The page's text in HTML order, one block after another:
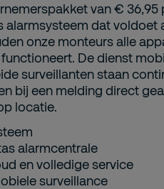
van €
dat voldoet
onze monteurs alle
De dienst
surveillanten staan
bij een melding direct
locatie.
alarmcentrale
en volledige service
surveillance